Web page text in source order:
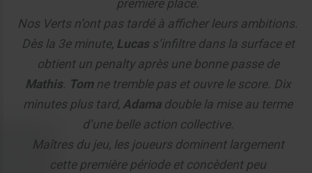
première place.
Nos Verts n’ont pas tardé à afficher leurs ambitions.
Dès la 3e minute, Lucass’infiltre dans la surface et
obtient un penalty après une bonne passe de
Mathis. Tomne tremble pas et ouvre le score. Dix
minutes plus tard, Adamadouble la mise au terme
d’une belle action collective.
Maîtres du jeu, les joueurs dominent largement
cette première période et concèdent peu